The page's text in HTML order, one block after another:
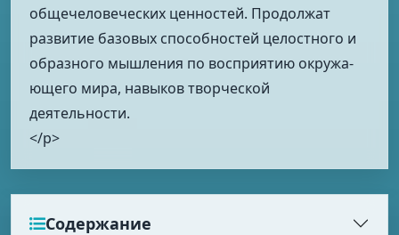
общечеловеческих ценностей. Продолжат
развитие базовых способностей целостного и
образного мышления по восприятию окружа­
ющего мира, навыков творческой
деятельности.
</p>
Содержание